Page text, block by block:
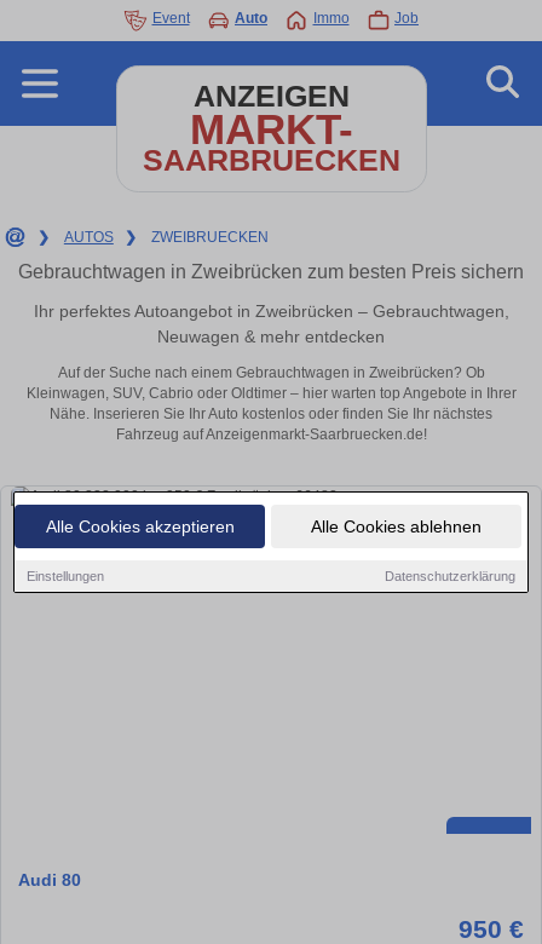
Alle Cookies akzeptieren Alle Cookies ablehnen
Einstellungen Datenschutzerklärung
Event Auto Immo Job
ANZEIGEN
MARKT-
SAARBRUECKEN
❯ AUTOS ❯ ZWEIBRUECKEN
Gebrauchtwagen in Zweibrücken zum besten Preis sichern
Ihr perfektes Autoangebot in Zweibrücken – Gebrauchtwagen,
Neuwagen & mehr entdecken
Auf der Suche nach einem Gebrauchtwagen in Zweibrücken? Ob
Kleinwagen, SUV, Cabrio oder Oldtimer – hier warten top Angebote in Ihrer
Nähe. Inserieren Sie Ihr Auto kostenlos oder finden Sie Ihr nächstes
Fahrzeug auf Anzeigenmarkt-Saarbruecken.de!
Audi 80
950 €